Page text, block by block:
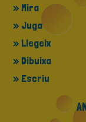
» Mira
» Juga
» Llegeix
» Dibuixa
» Escriu